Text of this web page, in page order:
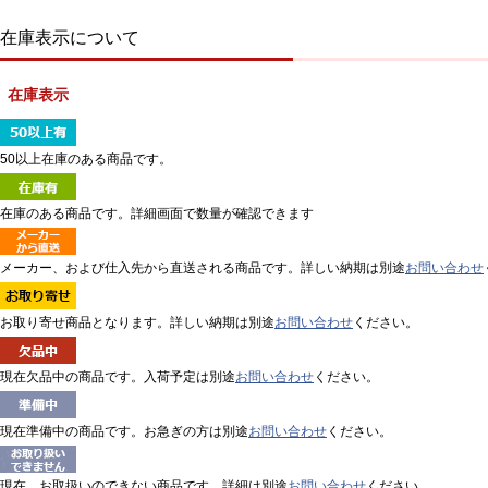
在庫表示について
在庫表示
50以上在庫のある商品です。
在庫のある商品です。詳細画面で数量が確認できます
メーカー、および仕入先から直送される商品です。詳しい納期は別途お問い合わせ
お取り寄せ商品となります。詳しい納期は別途お問い合わせ ください。
現在欠品中の商品です。入荷予定は別途お問い合わせ ください。
現在準備中の商品です。お急ぎの方は別途お問い合わせ ください。